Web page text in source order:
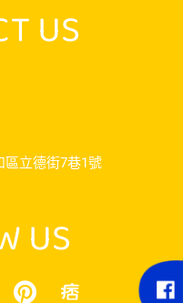
US
區立德街7巷1號
US